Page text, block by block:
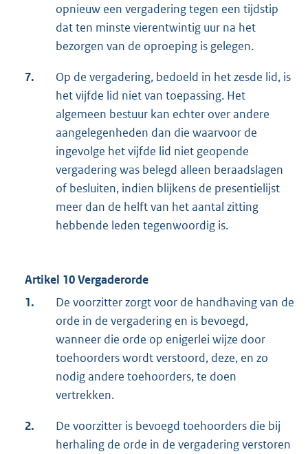
opnieuw een vergadering tegen een tijdstip
dat ten minste vierentwintig uur na het
bezorgen van de oproeping is gelegen.
7.
Op de vergadering, bedoeld in het zesde lid, is
het vijfde lid niet van toepassing. Het
algemeen bestuur kan echter over andere
aangelegenheden dan die waarvoor de
ingevolge het vijfde lid niet geopende
vergadering was belegd alleen beraadslagen
of besluiten, indien blijkens de presentielijst
meer dan de helft van het aantal zitting
hebbende leden tegenwoordig is.
Artikel 10 Vergaderorde
1.
De voorzitter zorgt voor de handhaving van de
orde in de vergadering en is bevoegd,
wanneer die orde op enigerlei wijze door
toehoorders wordt verstoord, deze, en zo
nodig andere toehoorders, te doen
vertrekken.
2.
De voorzitter is bevoegd toehoorders die bij
herhaling de orde in de vergadering verstoren